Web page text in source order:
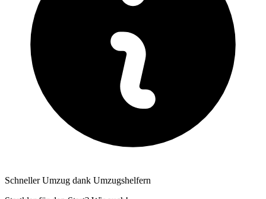
Schneller Umzug dank Umzugshelfern